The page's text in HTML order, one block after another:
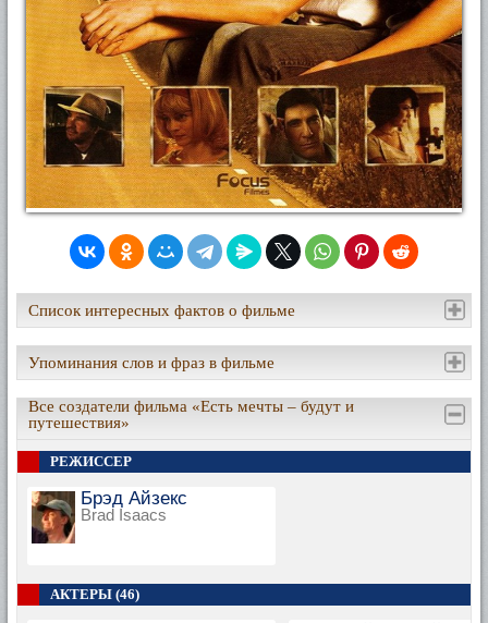
Список интересных фактов о фильме
Упоминания слов и фраз в фильме
Все создатели фильма «Есть мечты – будут и
путешествия»
РЕЖИССЕР
Брэд Айзекс
Brad Isaacs
АКТЕРЫ (46)